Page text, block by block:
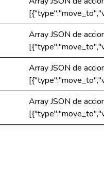
Array JSON de
Array JSON de
Array JSON de